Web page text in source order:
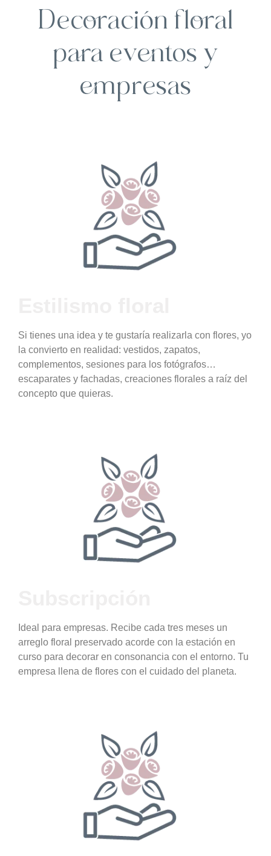
Decoración floral
para eventos y
empresas
Si tienes una idea y te gustaría realizarla con flores, yo
la convierto en realidad: vestidos, zapatos,
complementos, sesiones para los fotógrafos…
escaparates y fachadas, creaciones florales a raíz del
concepto que quieras.
Ideal para empresas. Recibe cada tres meses un
arreglo floral preservado acorde con la estación en
curso para decorar en consonancia con el entorno. Tu
empresa llena de flores con el cuidado del planeta.